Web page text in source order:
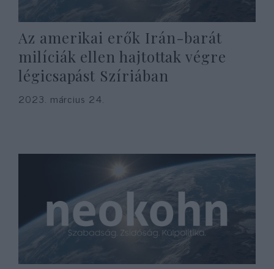
Az amerikai erők Irán-barát
milíciák ellen hajtottak végre
légicsapást Szíriában
2023. március 24.